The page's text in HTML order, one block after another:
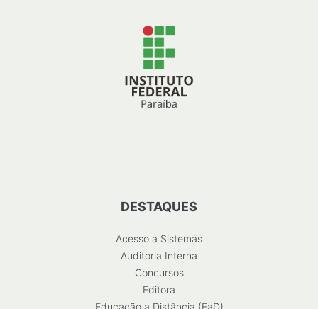
DESTAQUES
Acesso a Sistemas
Auditoria Interna
Concursos
Editora
Educação a Distância (EaD)